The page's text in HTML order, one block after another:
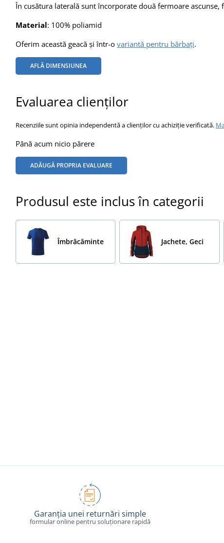
În cusătura laterală sunt încorporate două fermoare
Material: 100% poliamid
Oferim această geacă și într-o variantă pentru bărbați.
AFLĂ DIMENSIUNEA
Evaluarea clienților
Recenziile sunt opinia independentă a clienților cu achiziție verificată.
Până acum nicio părere
ADĂUGĂ PROPRIA EVALUARE
Produsul este inclus în categorii
Îmbrăcăminte Jachete, Geci
Garanția unei returnări simple
formular online pentru soluționare rapidă